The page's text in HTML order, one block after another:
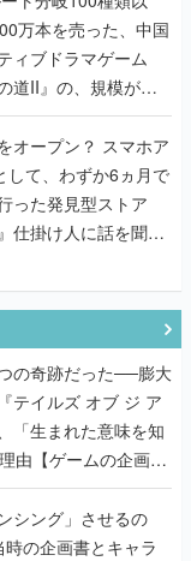
万本を売った、中国
ィブドラマゲーム
道II』の、規模が違
ーサーに聞いた
ン？ スマホア
して、わずか6ヵ月で
った発見型ストア
仕掛け人に話を聞い
の奇跡だった──膨大
テイルズ オブ ジ ア
「生まれた意味を知
由【ゲームの企画
シング」させるの
の企画書とキャラ